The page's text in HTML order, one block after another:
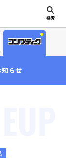
検索
知らせ